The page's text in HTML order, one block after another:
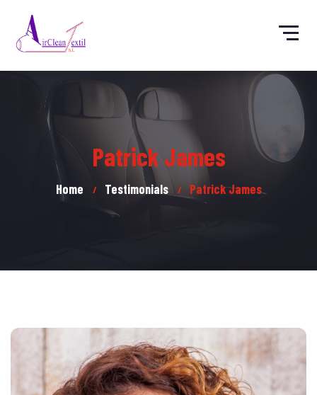
Patrick James
Home Testimonials Patrick James